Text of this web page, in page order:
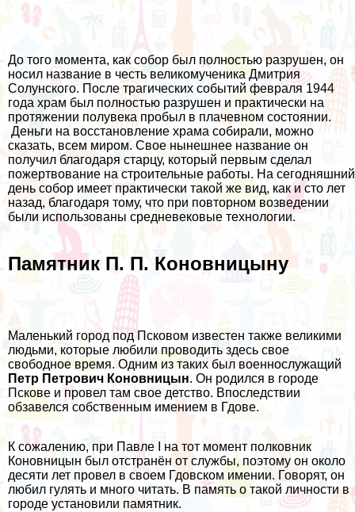
До того момента, как собор был полностью разрушен, он
носил название в честь великомученика Дмитрия
Солунского. После трагических событий февраля 1944
года храм был полностью разрушен и практически на
протяжении полувека пробыл в плачевном состоянии.
Деньги на восстановление храма собирали, можно
сказать, всем миром. Свое нынешнее название он
получил благодаря старцу, который первым сделал
пожертвование на строительные работы. На сегодняшний
день собор имеет практически такой же вид, как и сто лет
назад, благодаря тому, что при повторном возведении
были использованы средневековые технологии.
Памятник П. П. Коновницыну
Маленький город под Псковом известен также великими
людьми, которые любили проводить здесь свое
свободное время. Одним из таких был военнослужащий
Петр Петрович Коновницын. Он родился в городе
Пскове и провел там свое детство. Впоследствии
обзавелся собственным имением в Гдове.
К сожалению, при Павле I на тот момент полковник
Коновницын был отстранён от службы, поэтому он около
десяти лет провел в своем Гдовском имении. Говорят, он
любил гулять и много читать. В память о такой личности в
городе установили памятник.